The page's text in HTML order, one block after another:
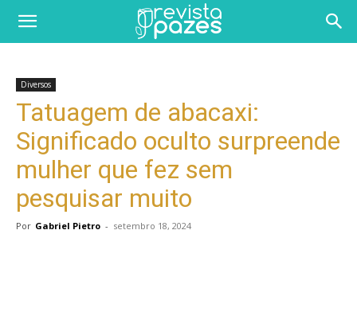
Diversos
Tatuagem de abacaxi:
Significado oculto surpreende
mulher que fez sem
pesquisar muito
Por Gabriel Pietro - setembro 18, 2024